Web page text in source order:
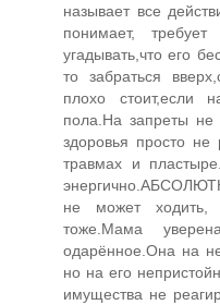
называет все
понимает,
угадывать,что его
то забраться
плохо стоит,если
пола.На запреты не
здоровья просто не
травмах и
не может
тоже.Мама
одарённое.Она на
но на его
имущества не